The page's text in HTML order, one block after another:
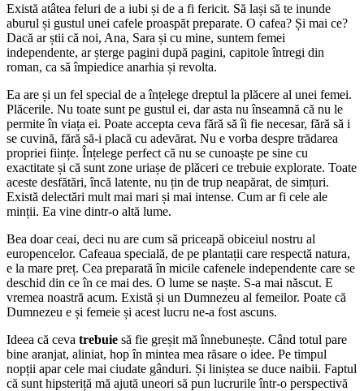
Există atâtea feluri de a iubi și de a fi fericit. Să lași să te inunde
aburul și gustul unei cafele proaspăt preparate. O cafea? Și mai ce?
Dacă ar știi că noi, Ana, Sara și cu mine, suntem femei
independente, ar șterge pagini după pagini, capitole întregi din
roman, ca să împiedice anarhia și revolta.
Ea are și un fel special de a înțelege dreptul la plăcere al unei femei.
Plăcerile. Nu toate sunt pe gustul ei, dar asta nu înseamnă că nu le
permite în viața ei. Poate accepta ceva fără să îi fie necesar, fără să i
se cuvină, fără să-i placă cu adevărat. Nu e vorba despre trădarea
propriei ființe. Înțelege perfect că nu se cunoaște pe sine cu
exactitate și că sunt zone uriașe de plăceri ce trebuie explorate. Toate
aceste desfătări, încă latente, nu țin de trup neapărat, de simțuri.
Există delectări mult mai mari și mai intense. Cum ar fi cele ale
minții. Ea vine dintr-o altă lume.
Bea doar ceai, deci nu are cum să priceapă obiceiul nostru al
europencelor. Cafeaua specială, de pe plantații care respectă natura,
e la mare preț. Cea preparată în micile cafenele independente care se
deschid din ce în ce mai des. O lume se naște. S-a mai născut. E
vremea noastră acum. Există și un Dumnezeu al femeilor. Poate că
Dumnezeu e și femeie și acest lucru ne-a fost ascuns.
Ideea că ceva trebuie să fie greșit mă înnebunește. Când totul pare
bine aranjat, aliniat, hop în mintea mea răsare o idee. Pe timpul
nopții apar cele mai ciudate gânduri. Și liniștea se duce naibii. Faptul
că sunt hipsteriță mă ajută uneori să pun lucrurile într-o perspectivă